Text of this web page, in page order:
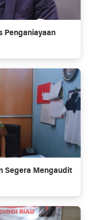
Penganiayaan
Segera Mengaudit